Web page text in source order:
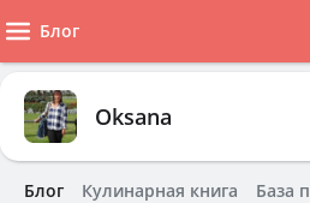
Блог
Oksana
Блог Кулинарная книга База